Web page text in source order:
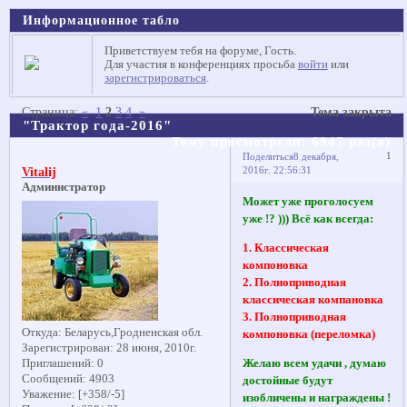
Информационное табло
Приветствуем тебя на форуме, Гость.
Для участия в конференциях просьба войтиили
зарегистрироваться.
"Трактор года-2016"
Тему просмотрели:6947раз(а)
Страница:« 1 2 3 4 » Тема закрыта
Поделиться 1
8 декабря,
2016г. 22:56:31
Vitalij
Администратор
Откуда: Беларусь,Гродненская обл.
Зарегистрирован: 28 июня, 2010г.
Приглашений: 0
Сообщений: 4903
Уважение: [+358/-5]
Может уже проголосуем
уже !? ))) Всё как всегда:
1. Классическая
компоновка
2. Полноприводная
классическая компановка
3. Полноприводная
компоновка (переломка)
Желаю всем удачи , думаю
достойные будут
изобличены и награждены !